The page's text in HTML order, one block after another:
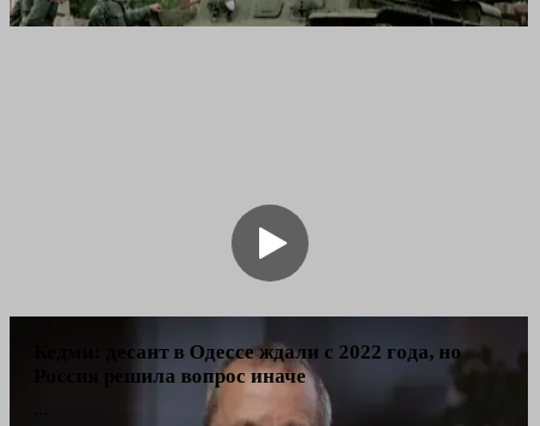
Кедми: десант в Одессе ждали с 2022 года, но
Россия решила вопрос иначе